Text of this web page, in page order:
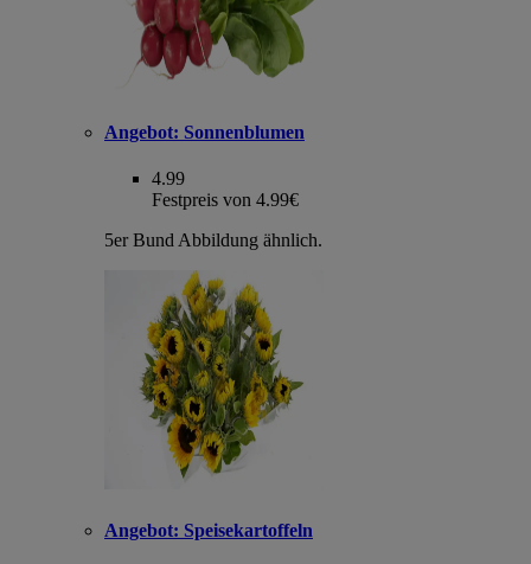
Angebot: Sonnenblumen
4.99
Festpreis von 4.99€
5er Bund Abbildung ähnlich.
Angebot: Speisekartoffeln